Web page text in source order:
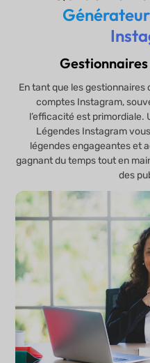
En tant que les
comptes Instagram,
l’efficacité est primordiale.
Légendes Instagram
légendes engageantes et
gagnant du temps tout en
des